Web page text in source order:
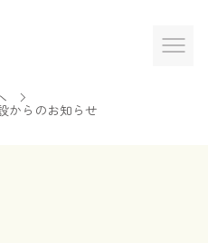
からのお知らせ